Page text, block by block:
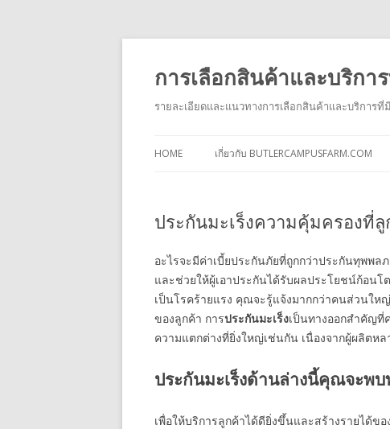
การเลือกสินค้าและบริก
รายละเอียดและแนวทางการเลือกสินค้าและบริกา
HOME เกี่ยวกับ BUTLERCAMPUSFARM.COM
ประกันมะเร็งความคุ้มครองที่
อะไรจะมีค่าเบี้ยประกันภัยที่ถูกกว่าประกันทุพพ
และช่วยให้ผู้เอาประกันได้รับผลประโยชน์ก้อน
เป็นโรคร้ายแรง คุณจะรู้แจ้งมากกว่าคนส่วนใ
ของลูกค้า การประกันมะเร็งเป็นทางออกสำคัญที่
ความแตกต่างที่ยิ่งใหญ่เช่นกัน เนื่องจากผู้ผลิต
ประกันมะเร็งด้านล่างนี้คุณจะพ
เพื่อให้บริการลูกค้าได้ดียิ่งขึ้นและสร้างรายได้